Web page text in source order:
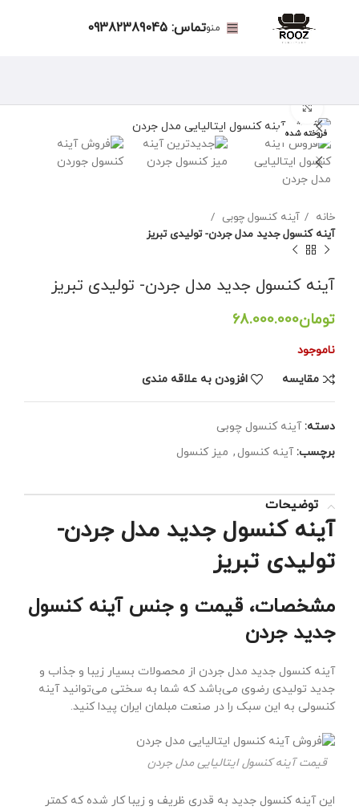
منوتماس: 09382389045
فروخته شده
برای بزرگنمایی کلیک کنید
خانه
آینه کنسول چوبی
آینه کنسول جدید مدل جردن- تولیدی تبریز
آینه کنسول جدید مدل جردن- تولیدی تبریز
تومان
ناموجود
مقايسه
افزودن به علاقه مندی
دسته: آینه کنسول چوبی
برچسب: آینه کنسول , میز کنسول
توضیحات
آینه کنسول جدید مدل جردن-
تولیدی تبریز
مشخصات، قیمت و جنس آینه کنسول
جدید جردن
آینه کنسول جدید مدل جردن از محصولات بسیار زیبا و جذاب و
جدید تولیدی رضوی می‌باشد که شما به سختی می‌توانید آینه
کنسولی به این سبک را در صنعت مبلمان ایران پیدا کنید.
قیمت آینه کنسول ایتالیایی مدل جردن
این آینه کنسول جدید به قدری ظریف و زیبا کار شده که کمتر